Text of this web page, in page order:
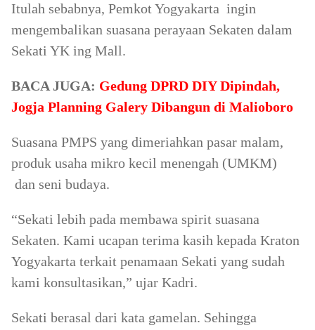
Itulah sebabnya, Pemkot Yogyakarta ingin
mengembalikan suasana perayaan Sekaten dalam
Sekati YK ing Mall.
BACA JUGA: Gedung DPRD DIY Dipindah,
Jogja Planning Galery Dibangun di Malioboro
Suasana PMPS yang dimeriahkan pasar malam,
produk usaha mikro kecil menengah (UMKM)
dan seni budaya.
“Sekati lebih pada membawa spirit suasana
Sekaten. Kami ucapan terima kasih kepada Kraton
Yogyakarta terkait penamaan Sekati yang sudah
kami konsultasikan,” ujar Kadri.
Sekati berasal dari kata gamelan. Sehingga